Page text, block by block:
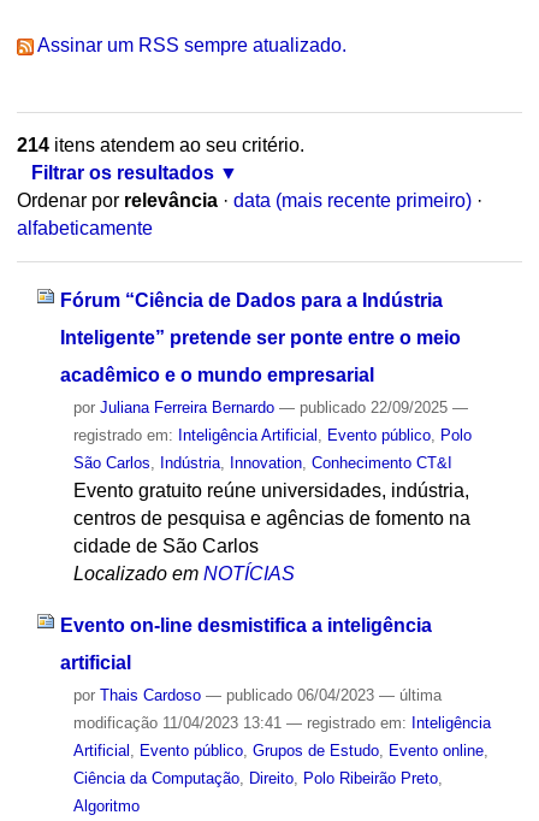
Assinar um RSS sempre atualizado.
214itens atendem ao seu critério.
Filtrar os resultados
Ordenar por relevância · data (mais recente primeiro) ·
alfabeticamente
Fórum “Ciência de Dados para a Indústria
Inteligente” pretende ser ponte entre o meio
acadêmico e o mundo empresarial
por Juliana Ferreira Bernardo — publicado22/09/2025 —
registrado em: Inteligência Artificial Evento público,
Polo
São Carlos
Indústria, Innovation, Conhecimento CT&I
Evento gratuito reúne universidades, indústria,
centros de pesquisa e agências de fomento na
cidade de São Carlos
Localizado em NOTÍCIAS
Evento on-line desmistifica a inteligência
artificial
por Thais Cardoso — publicado06/04/2023 — última
modificação11/04/2023 13:41 — registrado em: Inteligência
Artificial
Evento público, Grupos de Estudo, Evento online,
Ciência da Computação, Direito, Polo Ribeirão Preto,
Algoritmo